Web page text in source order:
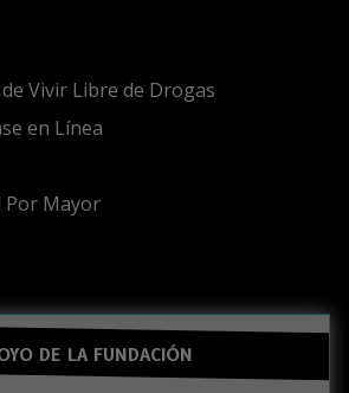
Vivir Libre de Drogas
en Línea
Por Mayor
DE LA FUNDACIÓN